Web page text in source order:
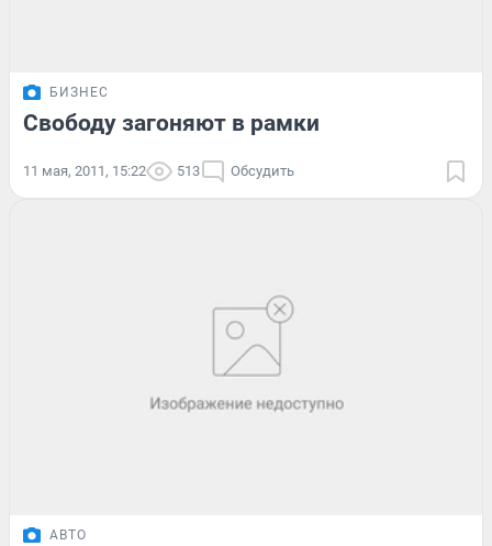
БИЗНЕС
Свободу загоняют в рамки
11 мая, 2011, 15:22 513 Обсудить
АВТО